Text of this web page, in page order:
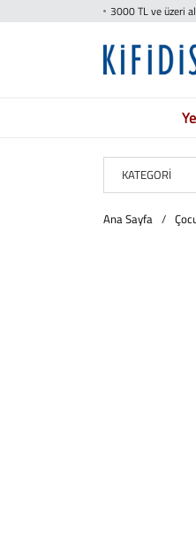
3000 TL ve üzeri
KATEGORİ
Ana Sayfa /